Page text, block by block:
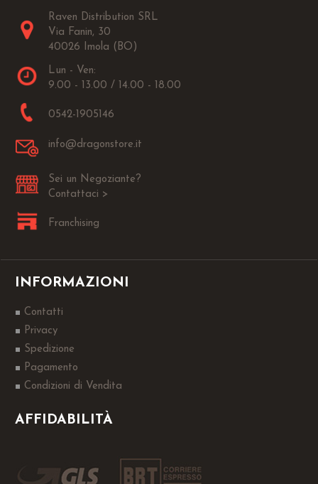
Raven Distribution SRL
Via Fanin, 30
40026 Imola (BO)
Lun - Ven:
9.00 - 13.00 / 14.00 - 18.00
0542-1905146
info@dragonstore.it
Sei un Negoziante?
Contattaci >
Franchising
INFORMAZIONI
Contatti
Privacy
Spedizione
Pagamento
Condizioni di Vendita
AFFIDABILITÀ